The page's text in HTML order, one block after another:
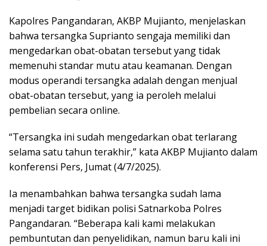
Kapolres Pangandaran, AKBP Mujianto, menjelaskan
bahwa tersangka Suprianto sengaja memiliki dan
mengedarkan obat-obatan tersebut yang tidak
memenuhi standar mutu atau keamanan. Dengan
modus operandi tersangka adalah dengan menjual
obat-obatan tersebut, yang ia peroleh melalui
pembelian secara online.
“Tersangka ini sudah mengedarkan obat terlarang
selama satu tahun terakhir,” kata AKBP Mujianto dalam
konferensi Pers, Jumat (4/7/2025).
Ia menambahkan bahwa tersangka sudah lama
menjadi target bidikan polisi Satnarkoba Polres
Pangandaran. “Beberapa kali kami melakukan
pembuntutan dan penyelidikan, namun baru kali ini